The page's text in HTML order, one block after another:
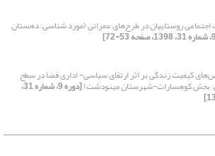
اجتماعی روستاییان در طرح‌‌های عمرانی (مورد شناسی: دهستان
کیفیت زندگی بر اثر ارتقای سیاسی- اداری فضا در سطح
بخش کوهسارات-شهرستان مینودشت) [دوره 9، شماره 31،